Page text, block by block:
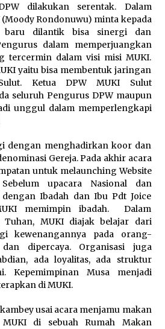
dilakukan serentak. Dalam
(Moody Rondonuwu) minta kepada
baru dilantik bisa sinergi dan
dalam memperjuangkan
tercermin dalam visi misi MUKI.
yaitu bisa membentuk jaringan
Ketua DPW MUKI Sulut
seluruh Pengurus DPW maupun
unggul dalam memperlengkapi
dengan menghadirkan koor dan
Gereja. Pada akhir acara
untuk melaunching Website
upacara Nasional dan
Ibadah dan Ibu Pdt Joice
memimpin ibadah. Dalam
Tuhan, MUKI diajak belajar dari
kewenangannya pada orang-
dipercaya. Organisasi juga
ada loyalitas, ada struktur
Kepemimpinan Musa menjadi
di MUKI.
usai acara menjamu makan
di sebuah Rumah Makan